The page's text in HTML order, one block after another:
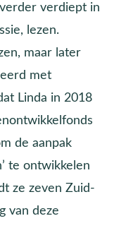
verdiept in
lezen.
maar later
met
Linda in 2018
de aanpak
te ontwikkelen
ze zeven Zuid-
van deze